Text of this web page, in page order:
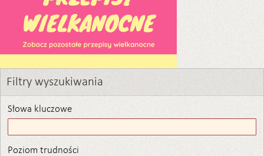
Filtry wyszukiwania
Słowa kluczowe
Poziom trudności